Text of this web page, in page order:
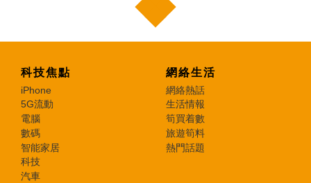
科技焦點
iPhone
5G流動
電腦
數碼
智能家居
科技
汽車
網絡生活
網絡熱話
生活情報
筍買着數
旅遊筍料
熱門話題